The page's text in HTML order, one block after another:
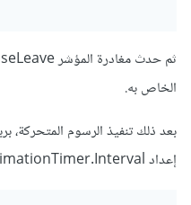
الخاص به.
إعداد animationTimer.Interval، أضيفي التالي لربط المؤقت بدالة: